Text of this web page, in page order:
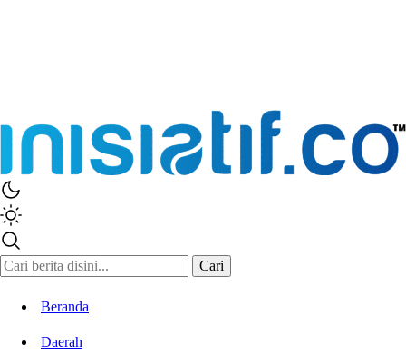
Cari
Beranda
Daerah